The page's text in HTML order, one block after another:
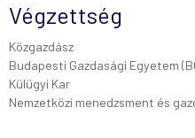
Végzettség
Közgazdász
Budapesti Gazdasági Egyetem
Külügyi Kar
Nemzetközi menedzsment és